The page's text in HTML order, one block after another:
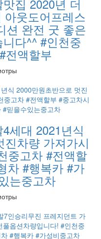
집 2020년 더
웃도어프레스
션 완전 굿 좋은
다^^ #인천중
전액할부
세대 2021년식
차량 가져가시
중고차 #전액할
차 #행복카 #가
는중고차